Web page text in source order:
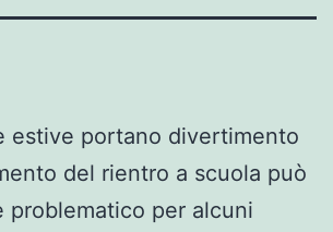
estive portano divertimento
del rientro a scuola può
problematico per alcuni